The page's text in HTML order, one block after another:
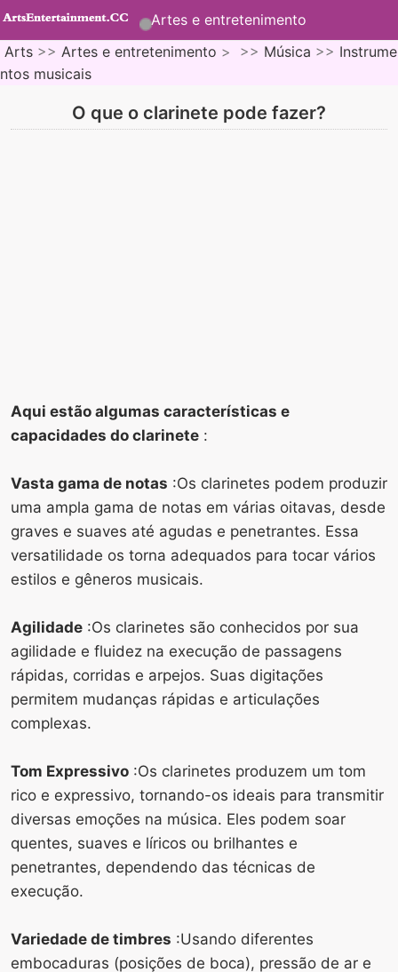
Artes e entretenimento
Arts >> Artes e entretenimento > >> Música >> Instrume
ntos musicais
O que o clarinete pode fazer?
Aqui estão algumas características e
capacidades do clarinete :
Vasta gama de notas :Os clarinetes podem produzir
uma ampla gama de notas em várias oitavas, desde
graves e suaves até agudas e penetrantes. Essa
versatilidade os torna adequados para tocar vários
estilos e gêneros musicais.
Agilidade :Os clarinetes são conhecidos por sua
agilidade e fluidez na execução de passagens
rápidas, corridas e arpejos. Suas digitações
permitem mudanças rápidas e articulações
complexas.
Tom Expressivo :Os clarinetes produzem um tom
rico e expressivo, tornando-os ideais para transmitir
diversas emoções na música. Eles podem soar
quentes, suaves e líricos ou brilhantes e
penetrantes, dependendo das técnicas de
execução.
Variedade de timbres :Usando diferentes
embocaduras (posições de boca), pressão de ar e